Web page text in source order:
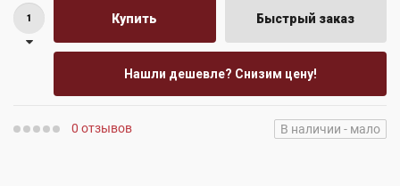
Купить Быстрый заказ
Нашли дешевле? Снизим цену!
0 отзывов В наличии - мало